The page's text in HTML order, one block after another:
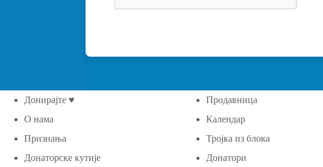
Донирајте ♥
О нама
Признања
Донаторске кутије
Продавница
Календар
Тројка из блока
Донатори